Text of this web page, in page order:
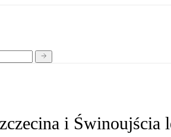
i Świnoujścia